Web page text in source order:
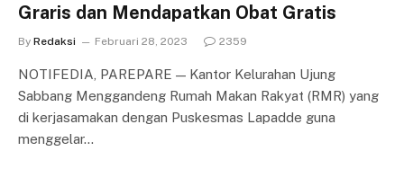
Graris dan Mendapatkan Obat Gratis
By Redaksi Februari 28, 2023 2359
NOTIFEDIA, PAREPARE — Kantor Kelurahan Ujung
Sabbang Menggandeng Rumah Makan Rakyat (RMR) yang
di kerjasamakan dengan Puskesmas Lapadde guna
menggelar…